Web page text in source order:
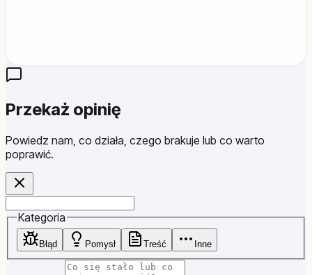
Przekaż opinię
Powiedz nam, co działa, czego brakuje lub co warto
poprawić.
Kategoria
Błąd Pomysł Treść Inne